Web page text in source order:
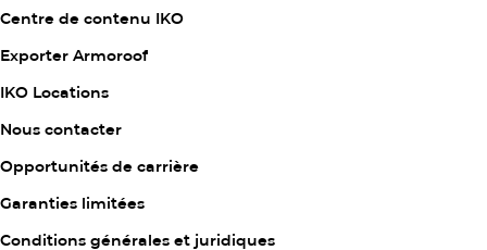
Centre de contenu IKO
Exporter Armoroof
Column
IKO Locations
Nous contacter
Opportunités de carrière
Garanties limitées
Column
Conditions générales et juridiques